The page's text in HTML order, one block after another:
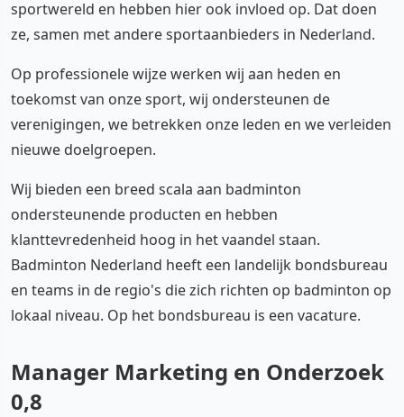
sportwereld en hebben hier ook invloed op. Dat doen
ze, samen met andere sportaanbieders in Nederland.
Op professionele wijze werken wij aan heden en
toekomst van onze sport, wij ondersteunen de
verenigingen, we betrekken onze leden en we verleiden
nieuwe doelgroepen.
Wij bieden een breed scala aan badminton
ondersteunende producten en hebben
klanttevredenheid hoog in het vaandel staan.
Badminton Nederland heeft een landelijk bondsbureau
en teams in de regio's die zich richten op badminton op
lokaal niveau. Op het bondsbureau is een vacature.
Manager Marketing en Onderzoek
0,8